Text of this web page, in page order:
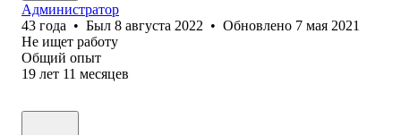
Администратор
43 года • Был 8 августа 2022 • Обновлено 7 мая 2021
Не ищет работу
Общий опыт
19 лет 11 месяцев